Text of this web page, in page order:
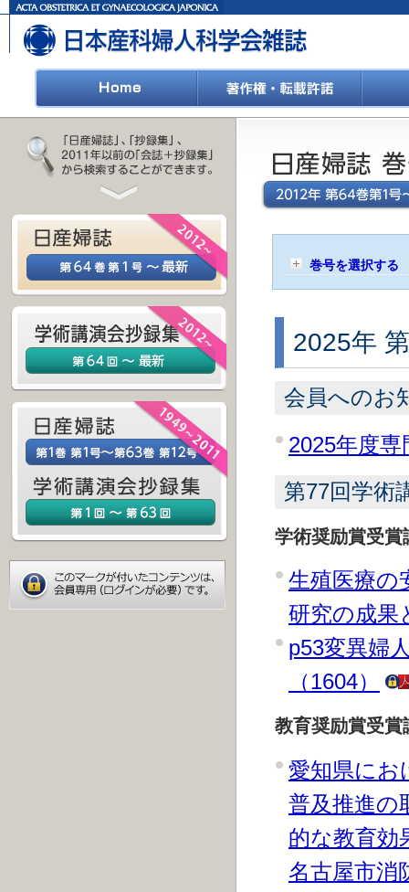
巻号を選択する
2025年
会員へのお
2025年度
第77回学術
学術奨励賞受賞
生殖医療の
研究の成果
p53変異婦
（1604）
教育奨励賞受賞
愛知県にお
普及推進の
的な教育効
名古屋市消